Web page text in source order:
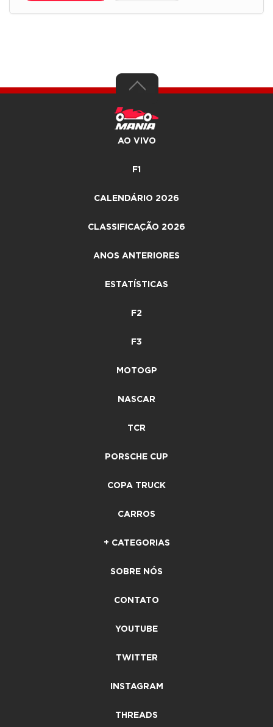
AO VIVO
F1
CALENDÁRIO 2026
CLASSIFICAÇÃO 2026
ANOS ANTERIORES
ESTATÍSTICAS
F2
F3
MOTOGP
NASCAR
TCR
PORSCHE CUP
COPA TRUCK
CARROS
+ CATEGORIAS
SOBRE NÓS
CONTATO
YOUTUBE
TWITTER
INSTAGRAM
THREADS